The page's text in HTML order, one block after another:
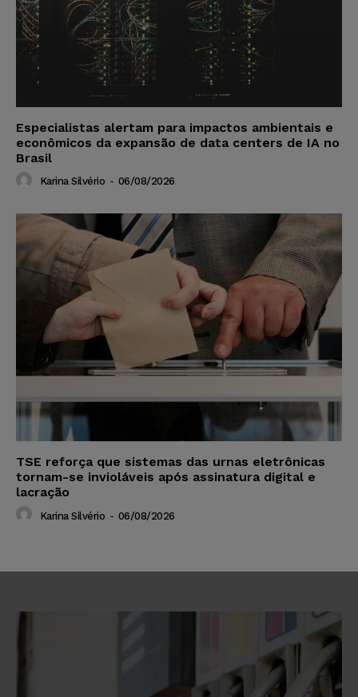
Especialistas alertam para impactos ambientais e
econômicos da expansão de data centers de IA no
Brasil
Karina Silvério - 06/08/2026
TSE reforça que sistemas das urnas eletrônicas
tornam-se invioláveis após assinatura digital e
lacração
Karina Silvério - 06/08/2026